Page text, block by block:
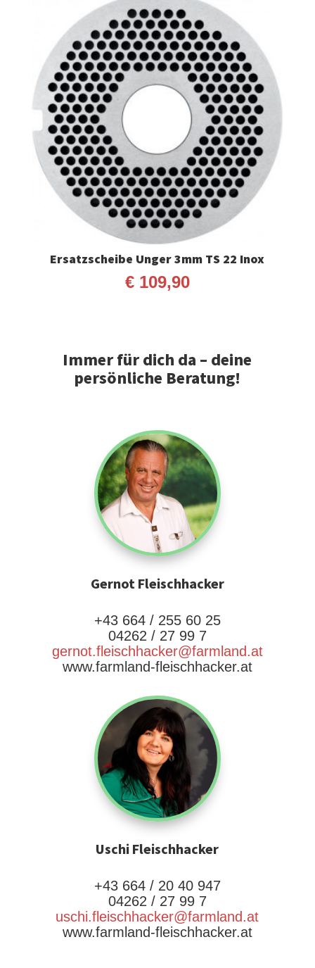
Ersatzscheibe Unger 3mm TS 22 Inox
€109,90
Immer für dich da – deine
persönliche Beratung!
Gernot Fleischhacker
+43 664 / 255 60 25
04262 / 27 99 7
gernot.fleischhacker@farmland.at
www.farmland-fleischhacker.at
Uschi Fleischhacker
+43 664 / 20 40 947
04262 / 27 99 7
uschi.fleischhacker@farmland.at
www.farmland-fleischhacker.at